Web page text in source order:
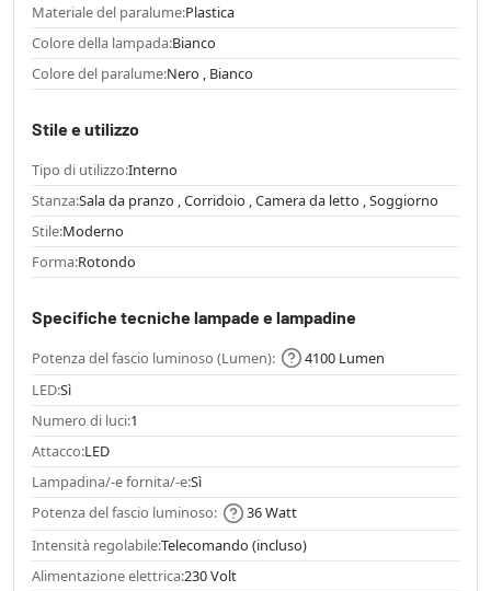
Materiale del paralume:Plastica
Colore della lampada:Bianco
Colore del paralume:Nero , Bianco
Stile e utilizzo
Tipo di utilizzo:Interno
Stanza:Sala da pranzo , Corridoio , Camera da letto , Soggiorno
Stile:Moderno
Forma:Rotondo
Specifiche tecniche lampade e lampadine
Potenza del fascio luminoso (Lumen):
4100 Lumen
LED:Sì
Numero di luci:1
Attacco:LED
Lampadina/-e fornita/-e:Sì
Potenza del fascio luminoso:
36 Watt
Intensità regolabile:Telecomando (incluso)
Alimentazione elettrica:230 Volt